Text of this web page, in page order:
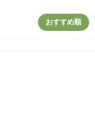
おすすめ順